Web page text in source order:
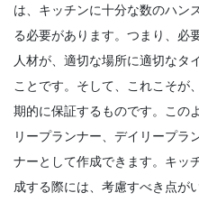
Employee
1日をより
Employee
は、キッチンに十分な数のハン
る必要があります。つまり、必
人材が、適切な場所に適切なタ
ことです。そして、これこそが
期的に保証するものです。この
リープランナー、デイリープラ
ナーとして作成できます。 キッ
成する際には、考慮すべき点が